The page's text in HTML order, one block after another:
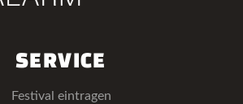
SERVICE
Festival eintragen